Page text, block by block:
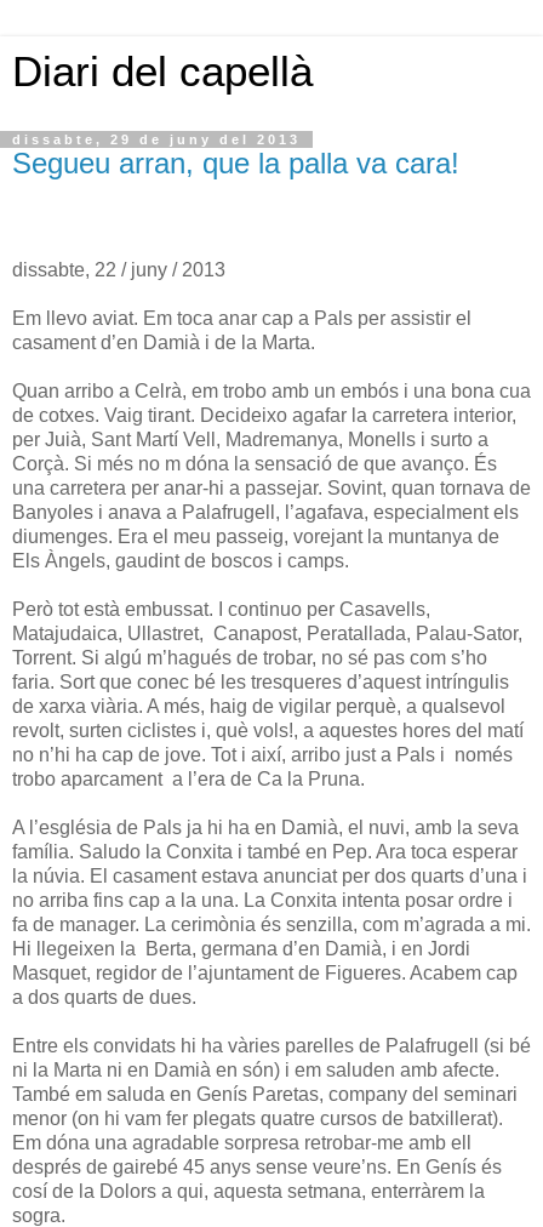
Diari del capellà
dissabte, 29 de juny del 2013
Segueu arran, que la palla va cara!
dissabte, 22 / juny / 2013
Em llevo aviat. Em toca anar cap a Pals per assistir el
casament d’en Damià i de la Marta.
Quan arribo a Celrà, em trobo amb un embós i una bona cua
de cotxes. Vaig tirant. Decideixo agafar la carretera interior,
per Juià, Sant Martí Vell, Madremanya, Monells i surto a
Corçà. Si més no m dóna la sensació de que avanço. És
una carretera per anar-hi a passejar. Sovint, quan tornava de
Banyoles i anava a Palafrugell, l’agafava, especialment els
diumenges. Era el meu passeig, vorejant la muntanya de
Els Àngels, gaudint de boscos i camps.
Però tot està embussat. I continuo per Casavells,
Matajudaica, Ullastret, Canapost, Peratallada, Palau-Sator,
Torrent. Si algú m’hagués de trobar, no sé pas com s’ho
faria. Sort que conec bé les tresqueres d’aquest intríngulis
de xarxa viària. A més, haig de vigilar perquè, a qualsevol
revolt, surten ciclistes i, què vols!, a aquestes hores del matí
no n’hi ha cap de jove. Tot i així, arribo just a Pals i només
trobo aparcament a l’era de Ca la Pruna.
A l’església de Pals ja hi ha en Damià, el nuvi, amb la seva
família. Saludo la Conxita i també en Pep. Ara toca esperar
la núvia. El casament estava anunciat per dos quarts d’una i
no arriba fins cap a la una. La Conxita intenta posar ordre i
fa de manager. La cerimònia és senzilla, com m’agrada a mi.
Hi llegeixen la Berta, germana d’en Damià, i en Jordi
Masquet, regidor de l’ajuntament de Figueres. Acabem cap
a dos quarts de dues.
Entre els convidats hi ha vàries parelles de Palafrugell (si bé
ni la Marta ni en Damià en són) i em saluden amb afecte.
També em saluda en Genís Paretas, company del seminari
menor (on hi vam fer plegats quatre cursos de batxillerat).
Em dóna una agradable sorpresa retrobar-me amb ell
després de gairebé 45 anys sense veure’ns. En Genís és
cosí de la Dolors a qui, aquesta setmana, enterràrem la
sogra.